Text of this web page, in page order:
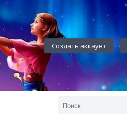
Создать аккаунт